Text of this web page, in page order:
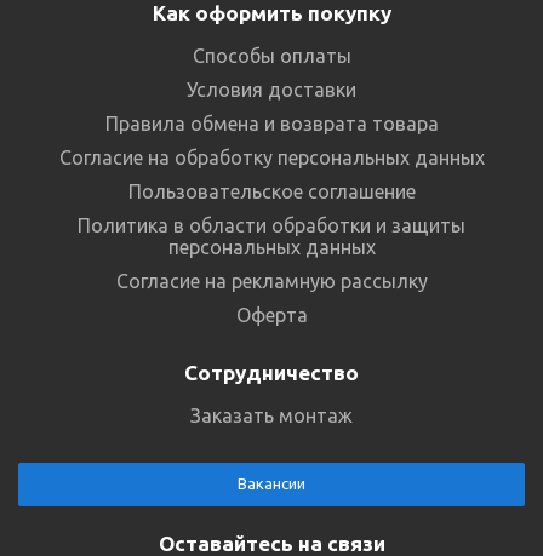
Как оформить покупку
Способы оплаты
Условия доставки
Правила обмена и возврата товара
Согласие на обработку персональных данных
Пользовательское соглашение
Политика в области обработки и защиты
персональных данных
Согласие на рекламную рассылку
Оферта
Сотрудничество
Заказать монтаж
Вакансии
Оставайтесь на связи